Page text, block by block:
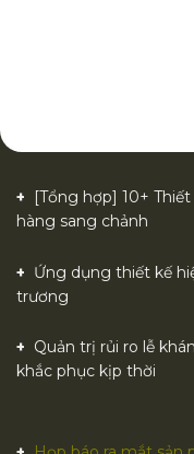
[Tổng hợp] 10+
hàng sang chảnh
Ứng dụng thiết kế
trương
Quản trị rủi ro lễ
khắc phục kịp thời